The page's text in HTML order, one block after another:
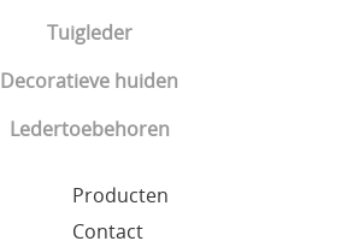
Tuigleder
Decoratieve huiden
Ledertoebehoren
Producten
Contact